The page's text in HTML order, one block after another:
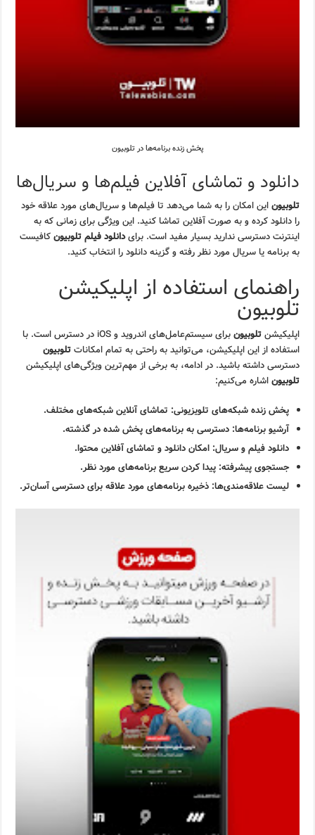
پخش زنده برنامه‌ها در تلوبیون
دانلود و تماشای آفلاین فیلم‌ها و سریال‌ها
تلوبیوناین امکان را به شما می‌دهد تا فیلم‌ها و سریال‌های مورد علاقه خود
را دانلود کرده و به صورت آفلاین تماشا کنید. این ویژگی برای زمانی که به
اینترنت دسترسی ندارید بسیار مفید است. برایدانلود فیلم تلوبیونکافیست
به برنامه یا سریال مورد نظر رفته و گزینه دانلود را انتخاب کنید.
راهنمای استفاده از اپلیکیشن
تلوبیون
اپلیکیشنتلوبیون
برای سیستم‌عامل‌های اندروید و iOS در دسترس است. با
استفاده از این اپلیکیشن، می‌توانید به راحتی به تمام امکاناتتلوبیون
دسترسی داشته باشید. در ادامه، به برخی از مهم‌ترین ویژگی‌های اپلیکیشن
تلوبیوناشاره می‌کنیم:
پخش زنده شبکه‌های تلویزیونی: تماشای آنلاین شبکه‌های مختلف.
آرشیو برنامه‌ها: دسترسی به برنامه‌های پخش شده در گذشته.
دانلود فیلم و سریال: امکان دانلود و تماشای آفلاین محتوا.
جستجوی پیشرفته: پیدا کردن سریع برنامه‌های مورد نظر.
لیست علاقه‌مندی‌ها: ذخیره برنامه‌های مورد علاقه برای دسترسی آسان‌تر.